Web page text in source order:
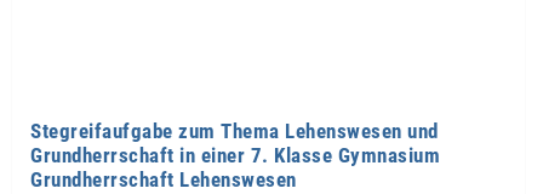
Stegreifaufgabe zum Thema Lehenswesen und
Grundherrschaft in einer 7. Klasse Gymnasium
Grundherrschaft Lehenswesen